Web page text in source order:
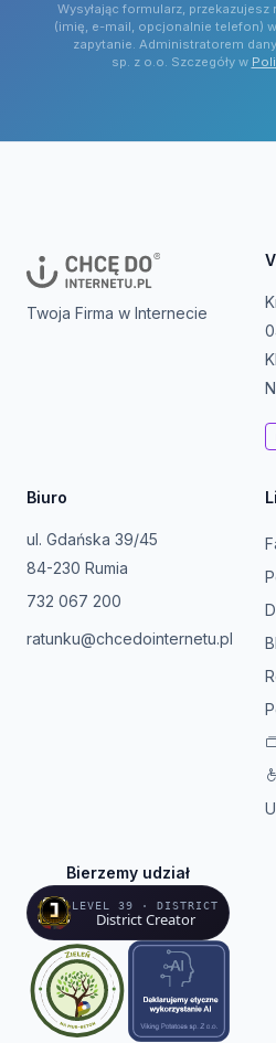
Wysyłając formularz,
(imię, e-mail, opcjonalnie telefon)
zapytanie. Administratorem
sp. z o.o. Szczegóły w
Twoja Firma w Internecie
Biuro
ul. Gdańska 39/45
84-230 Rumia
732 067 200
ratunku@chcedointernetu.pl
Bierzemy udział
LEVEL 39 · DISTRICT
District Creator